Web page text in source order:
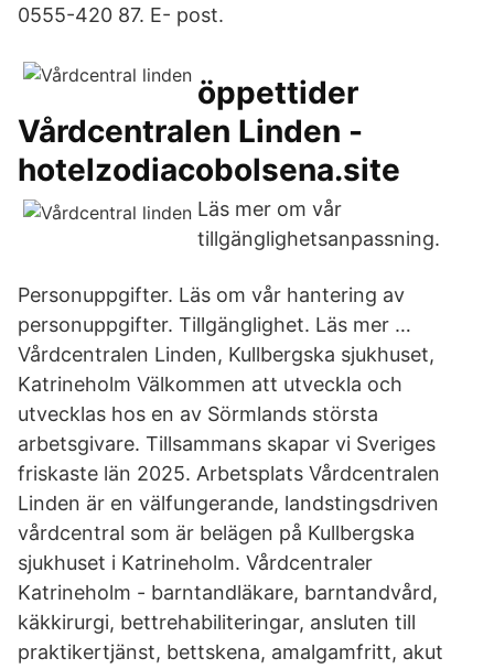
0555-420 87. E- post.
öppettider
Vårdcentralen Linden -
hotelzodiacobolsena.site
Läs mer om vår
tillgänglighetsanpassning.
Personuppgifter. Läs om vår hantering av
personuppgifter. Tillgänglighet. Läs mer …
Vårdcentralen Linden, Kullbergska sjukhuset,
Katrineholm Välkommen att utveckla och
utvecklas hos en av Sörmlands största
arbetsgivare. Tillsammans skapar vi Sveriges
friskaste län 2025. Arbetsplats Vårdcentralen
Linden är en välfungerande, landstingsdriven
vårdcentral som är belägen på Kullbergska
sjukhuset i Katrineholm. Vårdcentraler
Katrineholm - barntandläkare, barntandvård,
käkkirurgi, bettrehabiliteringar, ansluten till
praktikertjänst, bettskena, amalgamfritt, akut